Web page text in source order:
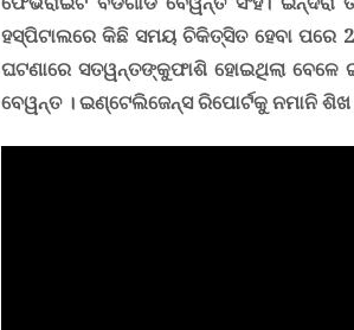
ହସ୍ପିଟାଲରେ କିଛି ସମୟ ଚିକିତ୍ସିତ ହେବା ପରେ 2
ଘଟଣାରେ ସତୱନ୍ତଙ୍କୁଫାଶି ହୋଇଥିଲା
ବେୱନ୍ତ । ଇଣ୍ଟେଲିଜେନ୍ସ ରିପୋର୍ଟକୁ ନମାନି